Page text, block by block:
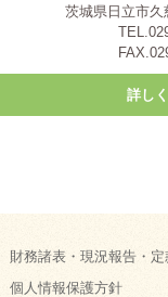
茨城県日立市久
詳し
財務諸表・現況報告・定
個人情報保護方針